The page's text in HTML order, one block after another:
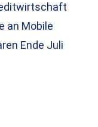
an Mobile
Ende Juli